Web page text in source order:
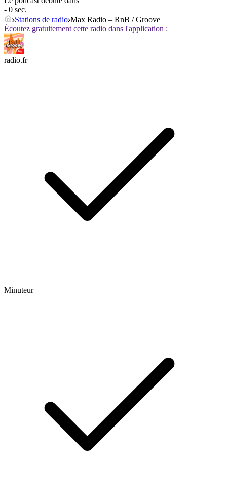
- 0 sec.
Stations de radio Max Radio – RnB / Groove
Écoutez gratuitement cette radio dans l'application :
radio.fr
Minuteur